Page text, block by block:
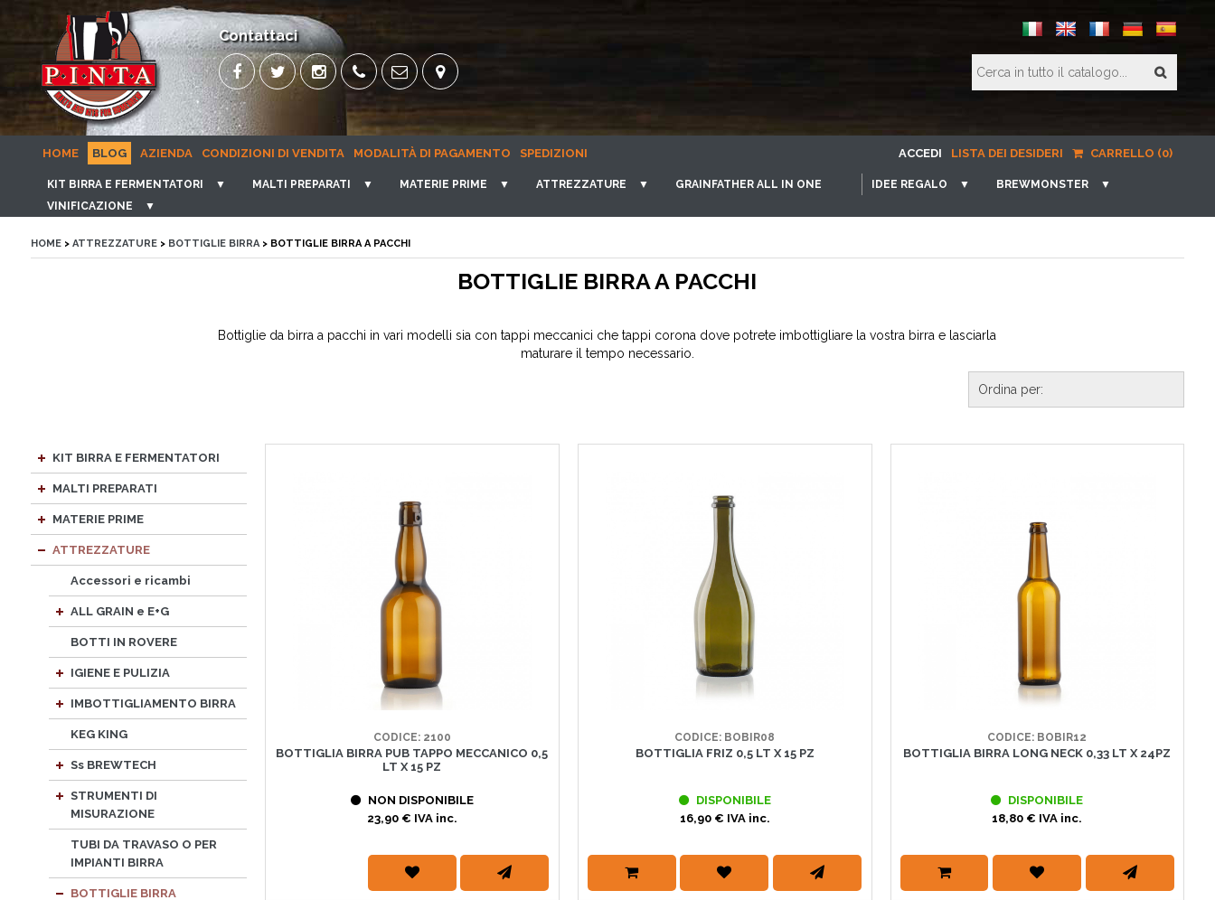
Contattaci
HOME BLOG AZIENDA CONDIZIONI DI VENDITA MODALITÀ DI PAGAMENTO SPEDIZIONI ACCEDI LISTA DEI DESIDERI CARRELLO (0)
KIT BIRRA E FERMENTATORI ▼ MALTI PREPARATI ▼ MATERIE PRIME ▼ ATTREZZATURE ▼ GRAINFATHER ALL IN ONE IDEE REGALO ▼ BREWMONSTER
▼
VINIFICAZIONE
▼
HOME> ATTREZZATURE> BOTTIGLIE BIRRA> BOTTIGLIE BIRRA A PACCHI
BOTTIGLIE BIRRA A PACCHI
Bottiglie da birra a pacchi in vari modelli sia con tappi meccanici che tappi corona dove potrete imbottigliare la vostra birra e lasciarla
maturare il tempo necessario.
KIT BIRRA E FERMENTATORI
MALTI PREPARATI
MATERIE PRIME
ATTREZZATURE
Accessori e ricambi
ALL GRAIN e E+G
BOTTI IN ROVERE
IGIENE E PULIZIA
IMBOTTIGLIAMENTO BIRRA
KEG KING
Ss BREWTECH
STRUMENTI DI
MISURAZIONE
TUBI DA TRAVASO O PER
IMPIANTI BIRRA
BOTTIGLIE BIRRA
CODICE: 2100
BOTTIGLIA BIRRA PUB TAPPO MECCANICO 0,5
LT X 15 PZ
NON DISPONIBILE
23,90 € IVA inc.
CODICE: BOBIR08
BOTTIGLIA FRIZ 0,5 LT X 15 PZ
DISPONIBILE
16,90 € IVA inc.
CODICE: BOBIR12
BOTTIGLIA BIRRA LONG NECK 0,33 LT X 24PZ
DISPONIBILE
18,80 € IVA inc.